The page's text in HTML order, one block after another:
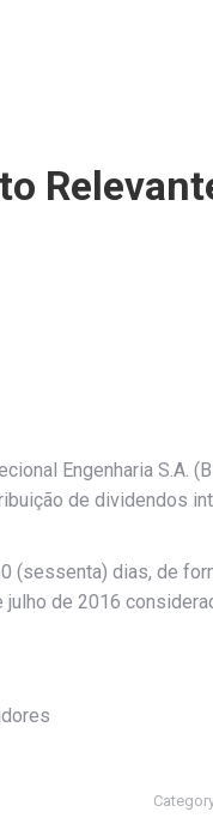
Engenharia S.A.
de dividendos
dias, de
de 2016